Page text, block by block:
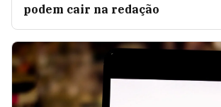
podem cair na redação